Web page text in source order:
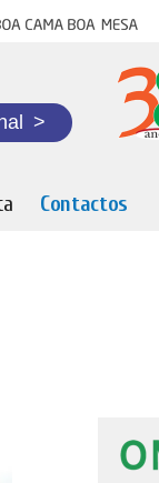
cama boa mesa
>
Contactos